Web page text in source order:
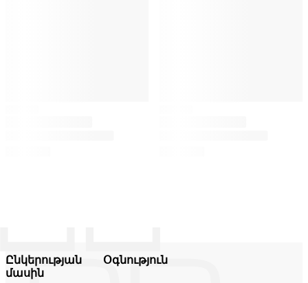
Ընկերության
մասին
Օգնություն